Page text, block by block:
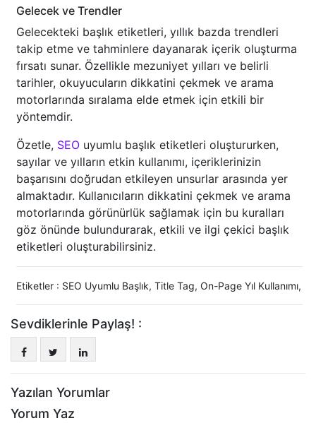
Gelecek ve Trendler
Gelecekteki başlık etiketleri, yıllık bazda trendleri
takip etme ve tahminlere dayanarak içerik oluşturma
fırsatı sunar. Özellikle mezuniyet yılları ve belirli
tarihler, okuyucuların dikkatini çekmek ve arama
motorlarında sıralama elde etmek için etkili bir
yöntemdir.
Özetle, SEO uyumlu başlık etiketleri oluştururken,
sayılar ve yılların etkin kullanımı, içeriklerinizin
başarısını doğrudan etkileyen unsurlar arasında yer
almaktadır. Kullanıcıların dikkatini çekmek ve arama
motorlarında görünürlük sağlamak için bu kuralları
göz önünde bulundurarak, etkili ve ilgi çekici başlık
etiketleri oluşturabilirsiniz.
Etiketler : SEO Uyumlu Başlık, Title Tag, On-Page Yıl Kullanımı,
Sevdiklerinle Paylaş! :
Yazılan Yorumlar
Yorum Yaz